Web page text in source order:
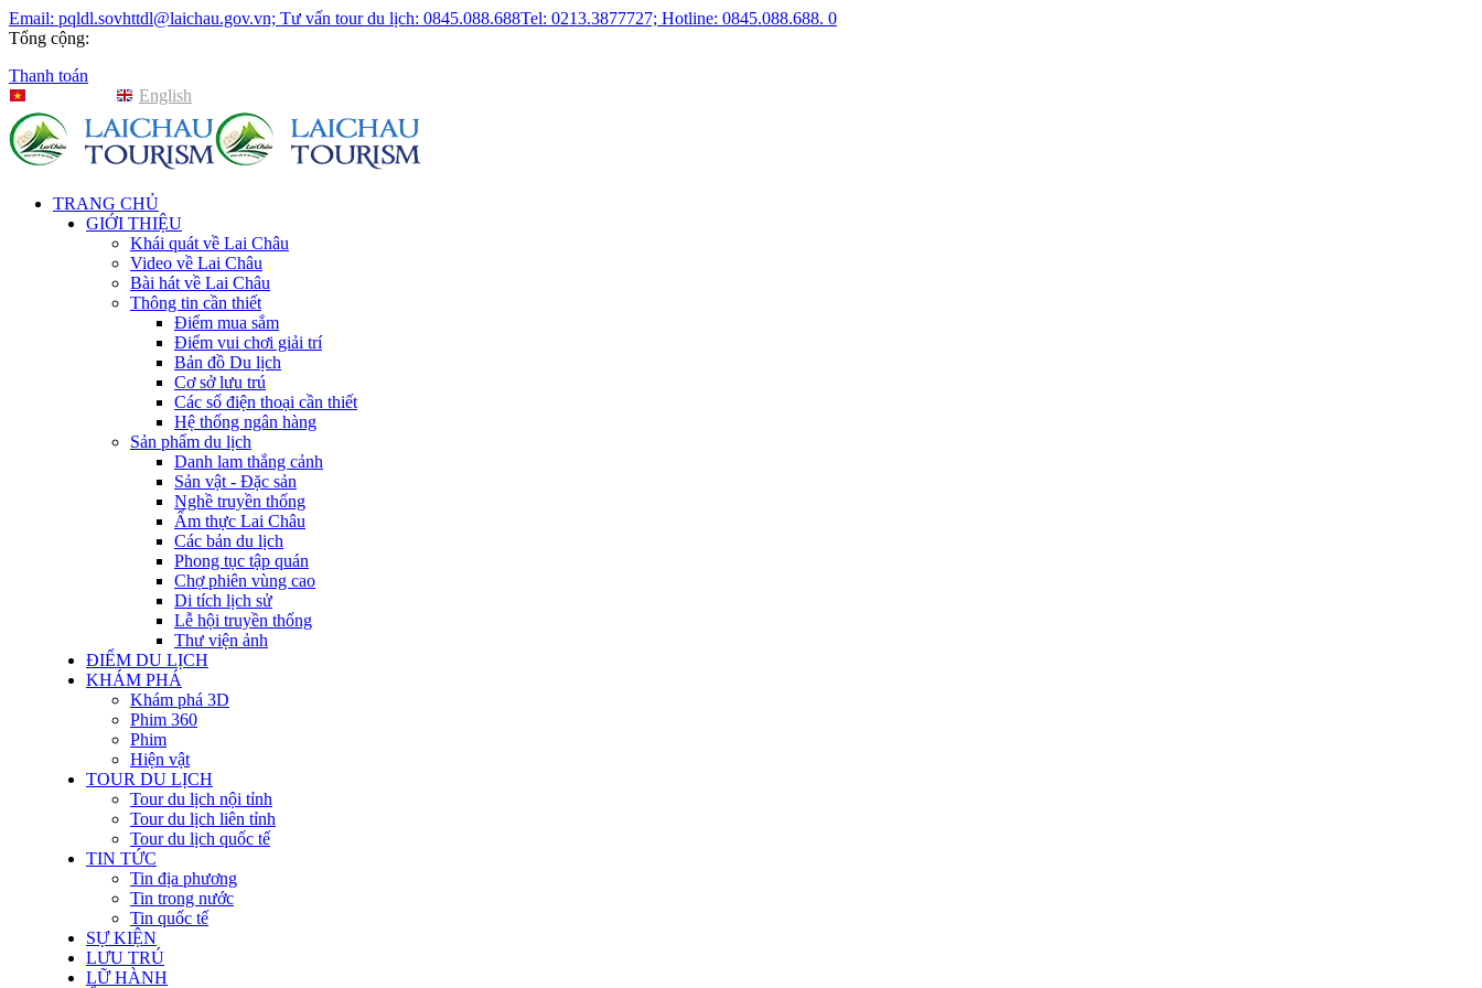
Email: pqldl.sovhttdl@laichau.gov.vn; Tư vấn tour du lịch: 0845.088.688Tel: 0213.3877727; Hotline: 0845.088.688. 0
Tổng cộng:
Thanh toán
English
TRANG CHỦ
GIỚI THIỆU
Khái quát về Lai Châu
Video về Lai Châu
Bài hát về Lai Châu
Thông tin cần thiết
Điểm mua sắm
Điểm vui chơi giải trí
Bản đồ Du lịch
Cơ sở lưu trú
Các số điện thoại cần thiết
Hệ thống ngân hàng
Sản phẩm du lịch
Danh lam thắng cảnh
Sản vật - Đặc sản
Nghề truyền thống
Ẩm thực Lai Châu
Các bản du lịch
Phong tục tập quán
Chợ phiên vùng cao
Di tích lịch sử
Lễ hội truyền thống
Thư viện ảnh
ĐIỂM DU LỊCH
KHÁM PHÁ
Khám phá 3D
Phim 360
Phim
Hiện vật
TOUR DU LỊCH
Tour du lịch nội tỉnh
Tour du lịch liên tỉnh
Tour du lịch quốc tế
TIN TỨC
Tin địa phương
Tin trong nước
Tin quốc tế
SỰ KIỆN
LƯU TRÚ
LỮ HÀNH